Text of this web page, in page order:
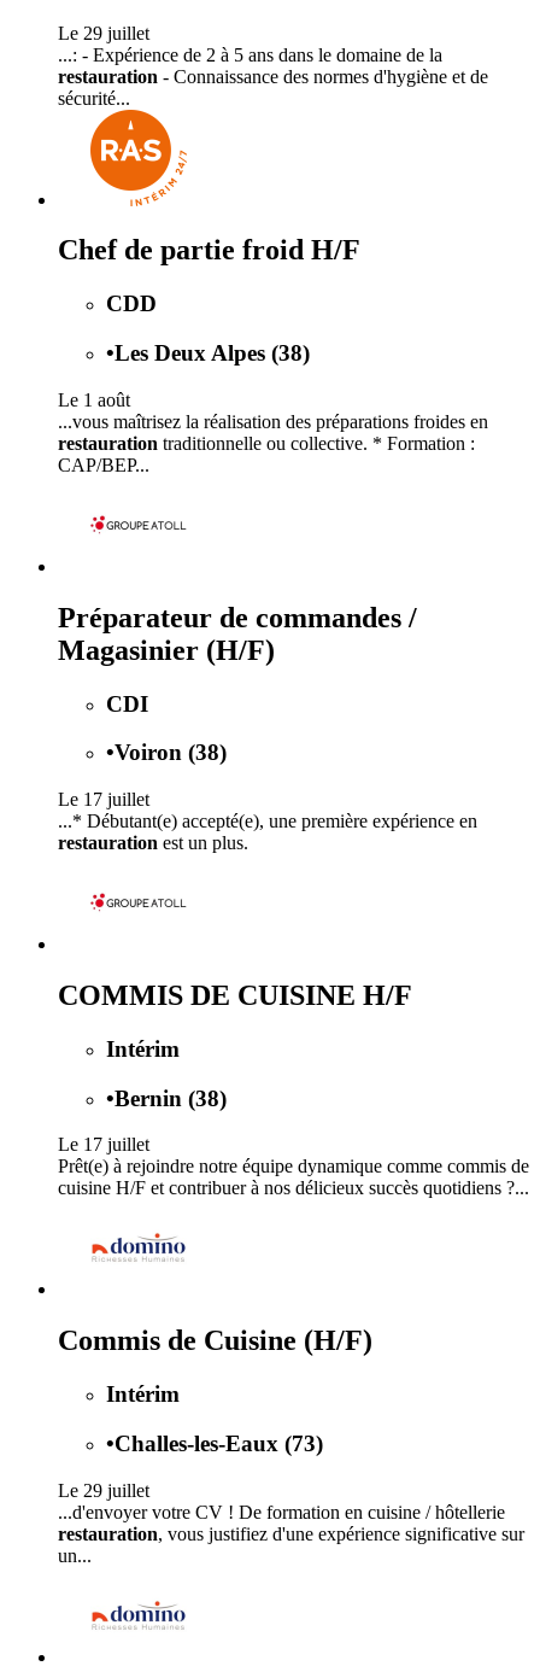
Le 29 juillet
...: - Expérience de 2 à 5 ans dans le domaine de la
restauration - Connaissance des normes d'hygiène et de
sécurité...
Chef de partie froid H/F
CDD
•Les Deux Alpes (38)
Le 1 août
...vous maîtrisez la réalisation des préparations froides en
restauration traditionnelle ou collective. * Formation :
CAP/BEP...
Préparateur de commandes /
Magasinier (H/F)
CDI
•Voiron (38)
Le 17 juillet
...* Débutant(e) accepté(e), une première expérience en
restauration est un plus.
COMMIS DE CUISINE H/F
Intérim
•Bernin (38)
Le 17 juillet
Prêt(e) à rejoindre notre équipe dynamique comme commis de
cuisine H/F et contribuer à nos délicieux succès quotidiens ?...
Commis de Cuisine (H/F)
Intérim
•Challes-les-Eaux (73)
Le 29 juillet
...d'envoyer votre CV ! De formation en cuisine / hôtellerie
restauration, vous justifiez d'une expérience significative sur
un...